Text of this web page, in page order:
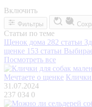
Включить
Фильтры
Статьи по теме
Щенок дома 282 статьи
щенке 153 статьи
Посмотреть все
Мечтаете о щенке Клички
31.07.2024
237 034 0